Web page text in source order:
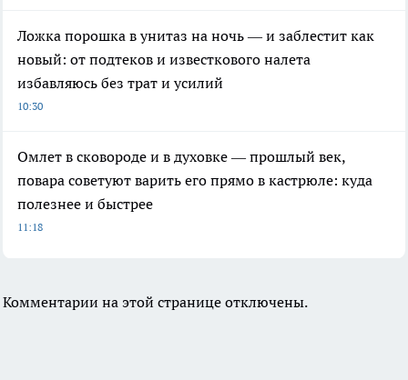
Ложка порошка в унитаз на ночь — и заблестит как
новый: от подтеков и известкового налета
избавляюсь без трат и усилий
10:30
Омлет в сковороде и в духовке — прошлый век,
повара советуют варить его прямо в кастрюле: куда
полезнее и быстрее
11:18
Комментарии на этой странице отключены.